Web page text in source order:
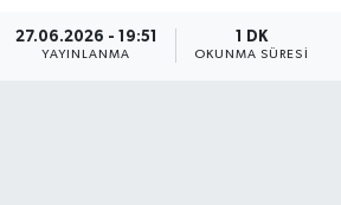
27.06.2026 - 19:51
YAYINLANMA
1 DK
OKUNMA SÜRESI